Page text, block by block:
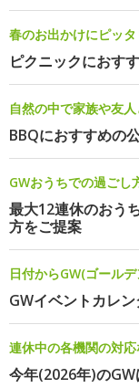
春のお出かけにピッタ
ピクニックにおす
自然の中で家族や友
BBQにおすすめの
GWおうちでの過ごし
最大12連休のおう
方をご提案
日付からGW(ゴール
GWイベントカレ
連休中の各機関の対
今年(2026年)の